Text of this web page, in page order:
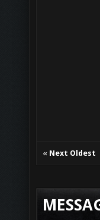
« Next Oldest